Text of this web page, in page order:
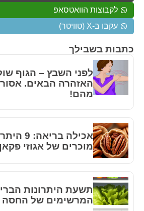
כתבות בשבילך
לפני השבץ – הגוף
האזהרה הבאים.
מהם!
אכילה
מוכרים של אגוזי פקאן
תשעת היתרונות
המרשימים של החסה
לקבוצות הוואטסאפ
עקבו ב-X (טוויטר)